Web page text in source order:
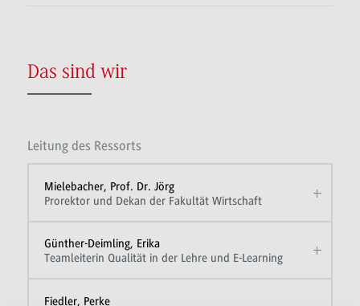
Das sind wir
Leitung des Ressorts
Mielebacher, Prof. Dr. Jörg
Prorektor und Dekan der Fakultät Wirtschaft
Günther-Deimling, Erika
Teamleiterin Qualität in der Lehre und E-Learning
Fiedler, Perke